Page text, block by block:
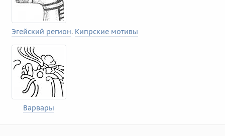
Эгейский регион. Кипрские мотивы
Варвары